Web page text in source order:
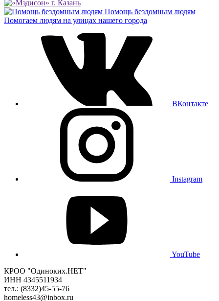
Помощь бездомным людям
Помогаем людям на улицах нашего города
ВКонтакте
Instagram
YouTube
КРОО "Одиноких.НЕТ"
ИНН 4345511934
тел.: (8332)45-55-76
homeless43@inbox.ru